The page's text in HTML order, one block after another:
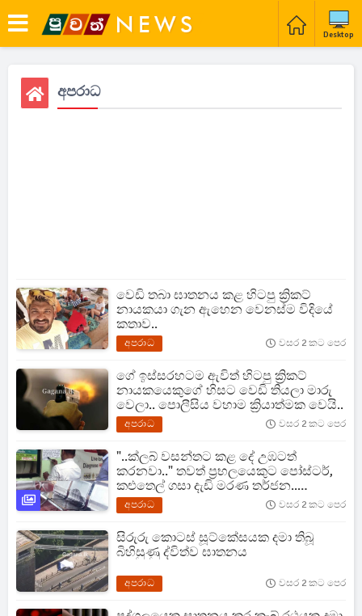
Desktop
අපරාධ
වෙඩි තබා ඝාතනය කළ හිටපු ක්‍රිකට්
නායකයා ගැන ඇහෙන වෙනස්ම විදියේ
කතාව..
අපරාධ වසර 2 කට පෙර
ගේ ඉස්සරහටම ඇවිත් හිටපු ක්‍රිකට්
නායකයෙකුගේ හිසට වෙඩි තියලා මාරු
වෙලා.. පොලීසිය වහාම ක්‍රියාත්මක වෙයි..
අපරාධ වසර 2 කට පෙර
"..ක්ලබ් වසන්තට කළ දේ උඹටත්
කරනවා.." තවත් ප්‍රභලයෙකුට පෝස්ටර්,
කළුතෙල් ගසා දැඩි මරණ තර්ජන..
(PHOTOS)
අපරාධ වසර 2 කට පෙර
සිරුරු කොටස් සූට්කේසයක දමා තිබූ
බිහිසුණු ද්විත්ව ඝාතනය
අපරාධ වසර 2 කට පෙර